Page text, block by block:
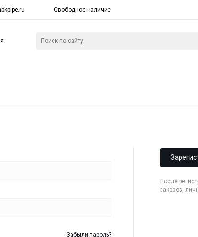
Свободное наличие
Забыли пароль?
После
заказов,